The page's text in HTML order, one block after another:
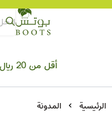
Boots
أقل من 20 ريال
الرئيسية المدونة